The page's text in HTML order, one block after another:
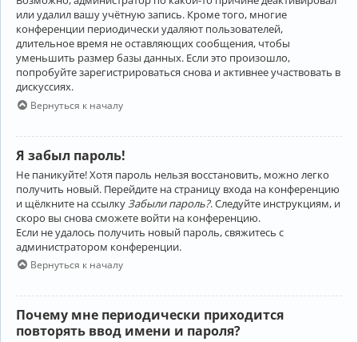
или удалил вашу учётную запись. Кроме того, многие
конференции периодически удаляют пользователей,
длительное время не оставляющих сообщения, чтобы
уменьшить размер базы данных. Если это произошло,
попробуйте зарегистрироваться снова и активнее участвовать в
дискуссиях.
Вернуться к началу
Я забыл пароль!
Не паникуйте! Хотя пароль нельзя восстановить, можно легко
получить новый. Перейдите на страницу входа на конференцию
и щёлкните на ссылку Забыли пароль?. Следуйте инструкциям, и
скоро вы снова сможете войти на конференцию.
Если не удалось получить новый пароль, свяжитесь с
администратором конференции.
Вернуться к началу
Почему мне периодически приходится
повторять ввод имени и пароля?